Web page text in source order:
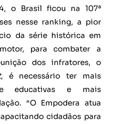
o Brasil ficou na 107ª
nesse ranking, a pior
da série histórica em
para combater a
dos infratores, o
, é necessário ter mais
educativas e mais
“O Empodera atua
cidadãos para